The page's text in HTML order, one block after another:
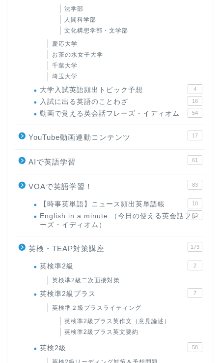
法学部
人間科学部
文化構想学部・文学部
慶応大学
お茶の水女子大学
千葉大学
埼玉大学
大学入試英語頻出トピック予想 4
入試に出る英語のことわざ 16
動画で覚える英会話フレーズ・イディオム 54
YouTube動画連動コンテンツ 17
AIで英語学習 61
VOAで英語学習！ 83
【時事英単語】ニュース頻出英単語帳 10
English in a minute （今日の使える英会話フレ
ーズ・イディオム）
63
英検・TEAP対策講座 173
英検準2級 2
英検準2級二次面接対策
英検準2級プラス 7
英検準２級プラスライティング
英検準2級プラス英作文（意見論述）
英検準2級プラス英文要約
英検2級 58